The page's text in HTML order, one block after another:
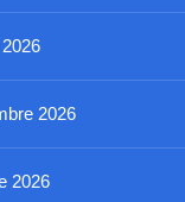
2026
2026